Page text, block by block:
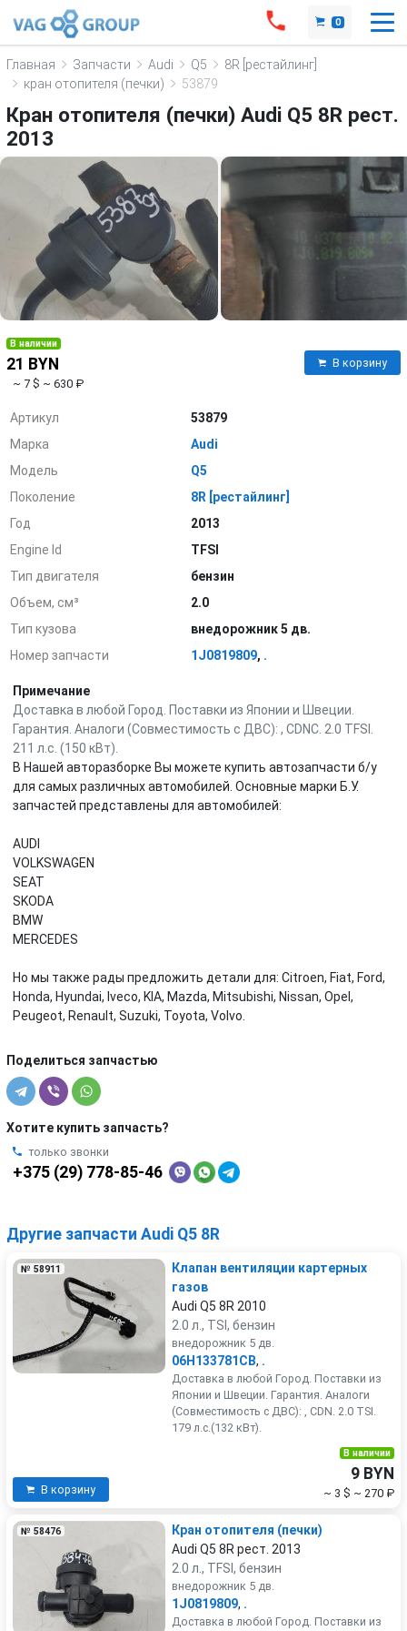
0
Главная Запчасти Audi Q5
8R [рестайлинг]
кран отопителя (печки)
53879
Кран отопителя (печки) Audi Q5 8R рест.
2013
В наличии
21 BYN
~ 7 $ ~ 630 ₽
В корзину
Артикул
53879
Марка
Audi
Модель
Q5
Поколение
8R [рестайлинг]
Год
2013
Engine Id
TFSI
Тип двигателя
бензин
Объем, см³
2.0
Тип кузова
внедорожник 5 дв.
Номер запчасти
1J0819809, .
Примечание
Доставка в любой Город. Поставки из Японии и Швеции.
Гарантия. Аналоги (Совместимость с ДВС): , CDNC. 2.0 TFSI.
211 л.с. (150 кВт).
В Нашей авторазборке Вы можете купить автозапчасти б/у
для самых различных автомобилей. Основные марки Б.У.
запчастей представлены для автомобилей:
AUDI
VOLKSWAGEN
SEAT
SKODA
BMW
MERCEDES
Но мы также рады предложить детали для: Citroen, Fiat, Ford,
Honda, Hyundai, Iveco, KIA, Mazda, Mitsubishi, Nissan, Opel,
Peugeot, Renault, Suzuki, Toyota, Volvo.
Поделиться запчастью
Хотите купить запчасть?
только звонки
+375 (29) 778-85-46
Другие запчасти Audi Q5 8R
№ 58911
Клапан вентиляции картерных
газов
Audi Q5 8R 2010
2.0 л., TSI, бензин
внедорожник 5 дв.
06H133781CB, .
Доставка в любой Город. Поставки из
Японии и Швеции. Гарантия. Аналоги
(Совместимость с ДВС): , CDN. 2.0 TSI.
179 л.с.(132 кВт).
В корзину
В наличии
9 BYN
~ 3 $ ~ 270 ₽
№ 58476
Кран отопителя (печки)
Audi Q5 8R рест. 2013
2.0 л., TFSI, бензин
внедорожник 5 дв.
1J0819809, .
Доставка в любой Город. Поставки из